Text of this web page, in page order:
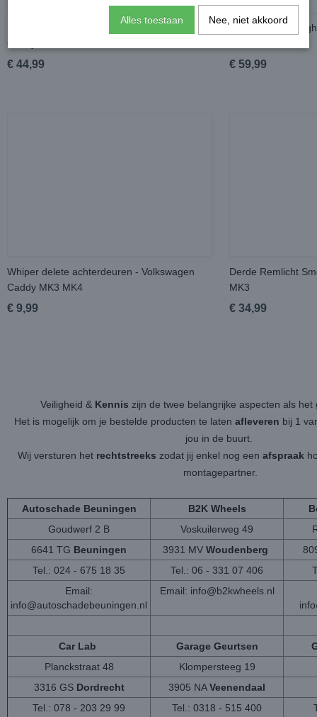
€ 44,99
Radiator Grille
€ 59,99
Whiper delete achterdeuren - Volkswagen
Caddy MK3 MK4
€ 9,99
Derde Remlicht
MK3
€ 34,99
Veiligheid & Kennis zijn de twee belangrijke aspecten als
Het is mogelijk om je bestelde producten te laten afleveren bij 1
jou in de buurt.
Wij versturen het rechtstreeks zodat jij enkel nog een afspraak
montagepartner.
Autoschade Beuningen B2K Wheels
Goudwerf 2 B
Voskuilerweg 49
6641 TG Beuningen 3931 MV Woudenberg
Tel.: 024 - 675 18 35
Tel.: 06 - 331 07 406
Email:
info@autoschadebeuningen.nl
Email: info@b2kwheels.nl
Car Lab Garage Geurtsen
Planckstraat 48
Klompersteeg 19
3316 GS Dordrecht 3905 NAVeenendaal
Tel.: 078 - 203 29 99
Tel.: 0318 - 515 400
Alles toestaan Nee, niet akkoord